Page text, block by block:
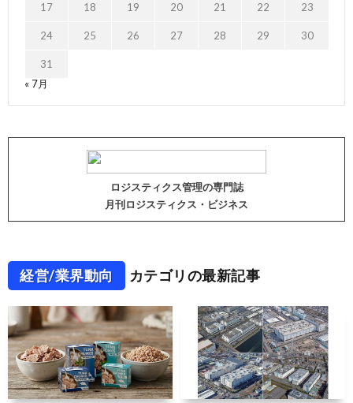
17 18 19 20 21 22 23
24 25 26 27 28 29 30
31
« 7月
ロジスティクス管理の専門誌
月刊ロジスティクス・ビジネス
経営/業界動向 カテゴリの最新記事